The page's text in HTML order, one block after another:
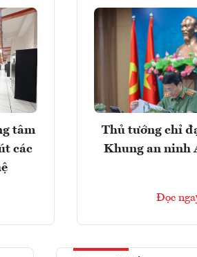
tâm
các
Thủ tướng chỉ
Khung an ninh
Đọc